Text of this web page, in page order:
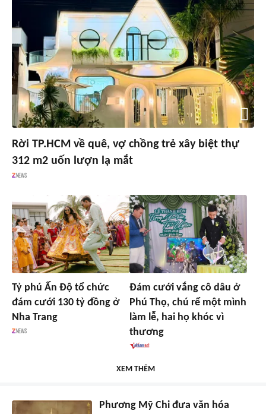
Rời TP.HCM về quê, vợ chồng trẻ xây biệt thự
312 m2 uốn lượn lạ mắt
Tỷ phú Ấn Độ tổ chức
đám cưới 130 tỷ đồng ở
Nha Trang
Đám cưới vắng cô dâu ở
Phú Thọ, chú rể một mình
làm lễ, hai họ khóc vì
thương
XEM THÊM
Phương Mỹ Chi đưa văn hóa